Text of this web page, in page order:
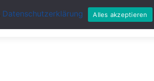
Lager Produkte Kontakt Impressum
Datenschutzerklärung Alles akzeptieren